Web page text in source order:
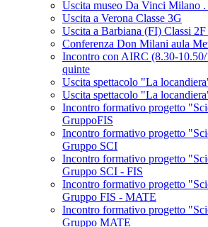
Uscita museo Da Vinci Milano .
Uscita a Verona Classe 3G
Uscita a Barbiana (FI) Classi
Conferenza Don Milani aula
Incontro con AIRC (8.30-10.50/
quinte
Uscita spettacolo "La
Uscita spettacolo "La
Incontro formativo progetto
GruppoFIS
Incontro formativo progetto
Gruppo SCI
Incontro formativo progetto
Gruppo SCI - FIS
Incontro formativo progetto
Gruppo FIS - MATE
Incontro formativo progetto
Gruppo MATE